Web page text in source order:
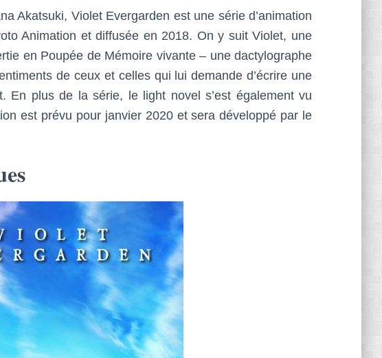
Akatsuki, Violet Evergarden est une série d’animation
Animation et diffusée en 2018. On y suit Violet, une
en Poupée de Mémoire vivante – une dactylographe
de ceux et celles qui lui demande d’écrire une
En plus de la série, le light novel s’est également vu
est prévu pour janvier 2020 et sera développé par le